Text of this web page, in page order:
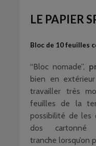
LE PAPIER
Bloc de 10 feuilles
“Bloc nomade”,
bien en
travailler très
feuilles de la
possibilité de les
dos
tranche lorsqu’on